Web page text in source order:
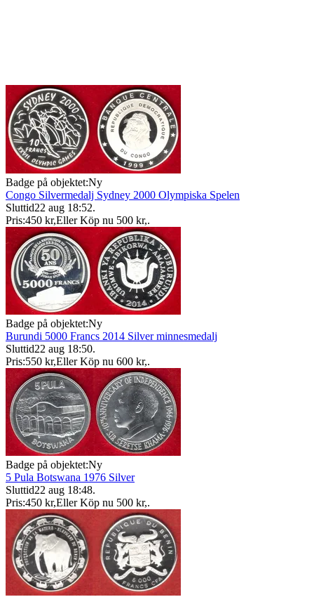
Badge på objektet:Ny
Congo Silvermedalj Sydney 2000 Olympiska Spelen
Sluttid22 aug 18:52.
Pris:450 kr,Eller Köp nu 500 kr,.
Badge på objektet:Ny
Burundi 5000 Francs 2014 Silver minnesmedalj
Sluttid22 aug 18:50.
Pris:550 kr,Eller Köp nu 600 kr,.
Badge på objektet:Ny
5 Pula Botswana 1976 Silver
Sluttid22 aug 18:48.
Pris:450 kr,Eller Köp nu 500 kr,.